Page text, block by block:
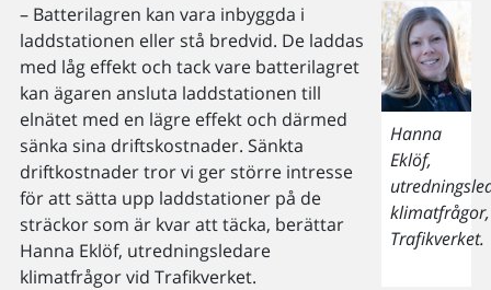
Hanna
Eklöf,
klimatfrågor,
Trafikverket.
– Batterilagren kan vara inbyggda i
laddstationen eller stå bredvid. De laddas
med låg effekt och tack vare batterilagret
kan ägaren ansluta laddstationen till
elnätet med en lägre effekt och därmed
sänka sina driftskostnader. Sänkta
driftkostnader tror vi ger större intresse
för att sätta upp laddstationer på de
sträckor som är kvar att täcka, berättar
Hanna Eklöf, utredningsledare
klimatfrågor vid Trafikverket.